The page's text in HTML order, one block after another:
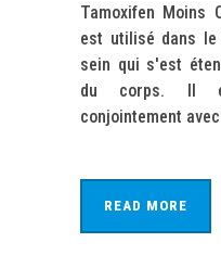
Tamoxifen Moins
est utilisé dans
sein qui s'est
du corps. Il
conjointement
READ MORE